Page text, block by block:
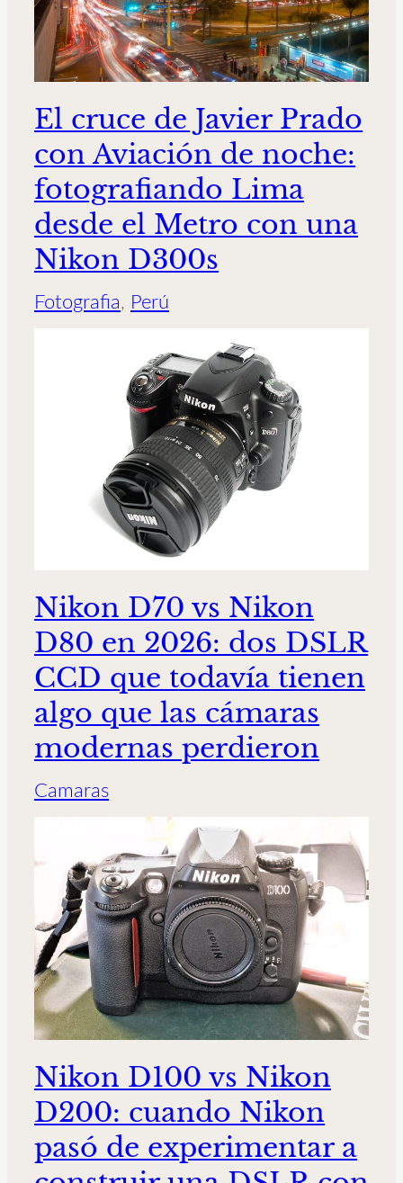
El cruce de Javier Prado
con Aviación de noche:
fotografiando Lima
desde el Metro con una
Nikon D300s
Fotografia, Perú
Nikon D70 vs Nikon
D80 en 2026: dos DSLR
CCD que todavía tienen
algo que las cámaras
modernas perdieron
Camaras
Nikon D100 vs Nikon
D200: cuando Nikon
pasó de experimentar a